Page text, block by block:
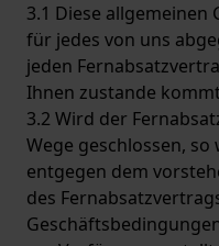
3.1 Diese
für jedes von uns
jeden
Ihnen zustande
3.2 Wird der
Wege geschlossen,
entgegen dem
des